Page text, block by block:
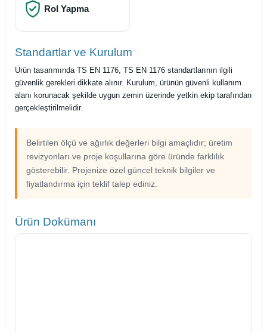
Rol Yapma
Standartlar ve Kurulum
Ürün tasarımında TS EN 1176, TS EN 1176 standartlarının ilgili
güvenlik gerekleri dikkate alınır. Kurulum, ürünün güvenli kullanım
alanı korunacak şekilde uygun zemin üzerinde yetkin ekip tarafından
gerçekleştirilmelidir.
Belirtilen ölçü ve ağırlık değerleri bilgi amaçlıdır; üretim
revizyonları ve proje koşullarına göre üründe farklılık
gösterebilir. Projenize özel güncel teknik bilgiler ve
fiyatlandırma için teklif talep ediniz.
Ürün Dokümanı